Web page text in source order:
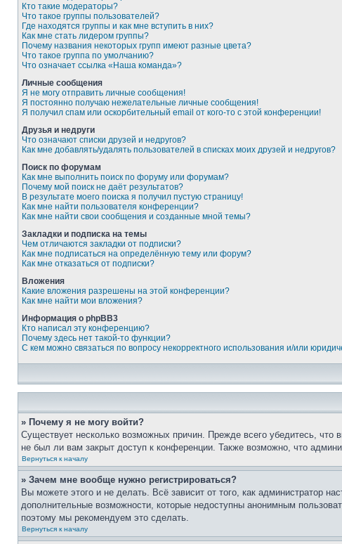
Кто такие модераторы?
Что такое группы пользователей?
Где находятся группы и как мне вступить в них?
Как мне стать лидером группы?
Почему названия некоторых групп имеют разные цвета?
Что такое группа по умолчанию?
Что означает ссылка «Наша команда»?
Личные сообщения
Я не могу отправить личные сообщения!
Я постоянно получаю нежелательные личные сообщения!
Я получил спам или оскорбительный email от кого-то с этой конференции!
Друзья и недруги
Что означают списки друзей и недругов?
Как мне добавлять/удалять пользователей в списках моих друзей и недругов?
Поиск по форумам
Как мне выполнить поиск по форуму или форумам?
Почему мой поиск не даёт результатов?
В результате моего поиска я получил пустую страницу!
Как мне найти пользователя конференции?
Как мне найти свои сообщения и созданные мной темы?
Закладки и подписка на темы
Чем отличаются закладки от подписки?
Как мне подписаться на определённую тему или форум?
Как мне отказаться от подписки?
Вложения
Какие вложения разрешены на этой конференции?
Как мне найти мои вложения?
Информация о phpBB3
Кто написал эту конференцию?
Почему здесь нет такой-то функции?
С кем можно связаться по вопросу некорректного использования и/или
» Почему я не могу войти?
Существует несколько возможных причин. Прежде всего убедитесь,
не был ли вам закрыт доступ к конференции. Также возможно, что
Вернуться к началу
» Зачем мне вообще нужно регистрироваться?
Вы можете этого и не делать. Всё зависит от того, как администратор
дополнительные возможности, которые недоступны анонимным
поэтому мы рекомендуем это сделать.
Вернуться к началу